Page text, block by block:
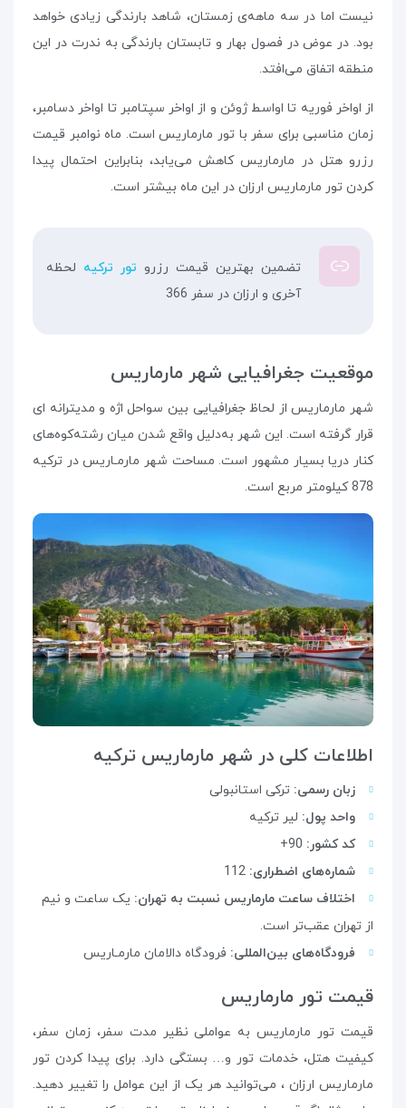
نیست اما در سه ماهه‌ی زمستان، شاهد بارندگی زیادی خواهد
بود. در عوض در فصول بهار و تابستان بارندگی به ندرت در این
منطقه اتفاق می‌افتد.
از اواخر فوریه تا اواسط ژوئن و از اواخر سپتامبر تا اواخر دسامبر،
زمان مناسبی برای سفر با تور مارماریس است. ماه نوامبر قیمت
رزرو هتل‌ در مارماریس کاهش می‌یابد، بنابراین احتمال پیدا
کردن تور مارماریس ارزان در این ماه بیشتر است.
تضمین بهترین قیمت رزرو تور ترکیه لحظه
آخری و ارزان در سفر 366
موقعیت جغرافیایی شهر مارماریس
شهر مارماریس از لحاظ جغرافیایی بین سواحل اژه و مدیترانه ای
قرار گرفته است. این شهر به‌دلیل واقع شدن میان رشته‌کوه‌های
کنار دریا بسیار مشهور است. مساحت شهر مارمـاریس در ترکیه
878 کیلومتر مربع است.
اطلاعات کلی در شهر مارماریس ترکیه
زبان رسمی: ترکی استانبولی
واحد پول: لیر ترکیه
کد کشور:
شماره‌های اضطراری:
اختلاف ساعت مارماریس نسبت به تهران: یک ساعت و نیم
از تهران عقب‌تر است.
فرودگاه‌های بین‌المللی: فرودگاه دالامان مارمـاریس
قیمت تور مارماریس
قیمت تور مارماریس به عواملی نظیر مدت سفر، زمان سفر،
کیفیت هتل، خدمات تور و… بستگی دارد. برای پیدا کردن تور
مارماریس ارزان ، می‌توانید هر یک از این عوامل را تغییر دهید.